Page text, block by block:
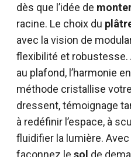
dès que l’idée de
racine. Le choix du
avec la vision de
flexibilité et robustesse.
au plafond, l’harmonie
méthode cristallise
dressent, témoignage
à redéfinir l’espace, à
fluidifier la lumière.
façonnez le sol de